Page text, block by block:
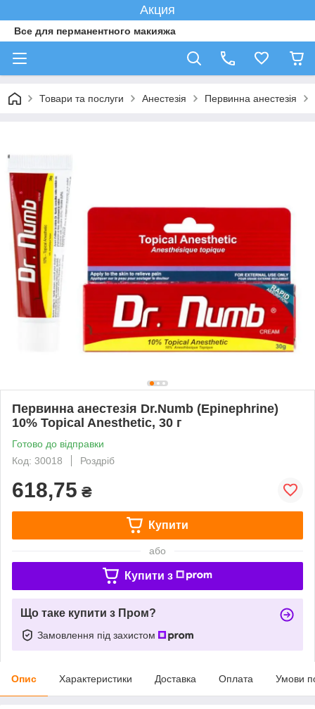
Акция
Все для перманентного макияжа
Товари та послуги Анестезія Первинна анестезія
Первинна анестезія Dr.Numb (Epinephrine)
10% Topical Anesthetic, 30 г
Готово до відправки
Код: 30018
Роздріб
618,75 ₴
Купити
або
Купити з
Що таке купити з Пром?
Замовлення під захистом
Опис Характеристики Доставка Оплата Умови